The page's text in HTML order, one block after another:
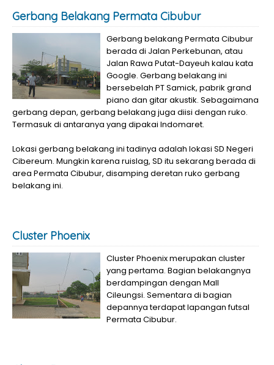
Gerbang Belakang Permata Cibubur
Gerbang belakang Permata Cibubur
berada di Jalan Perkebunan, atau
Jalan Rawa Putat-Dayeuh kalau kata
Google. Gerbang belakang ini
bersebelah PT Samick, pabrik grand
piano dan gitar akustik. Sebagaimana
gerbang depan, gerbang belakang juga diisi dengan ruko.
Termasuk di antaranya yang dipakai Indomaret.
Lokasi gerbang belakang ini tadinya adalah lokasi SD Negeri
Cibereum. Mungkin karena ruislag, SD itu sekarang berada di
area Permata Cibubur, disamping deretan ruko gerbang
belakang ini.
Cluster Phoenix
Cluster Phoenix merupakan cluster
yang pertama. Bagian belakangnya
berdampingan dengan Mall
Cileungsi. Sementara di bagian
depannya terdapat lapangan futsal
Permata Cibubur.